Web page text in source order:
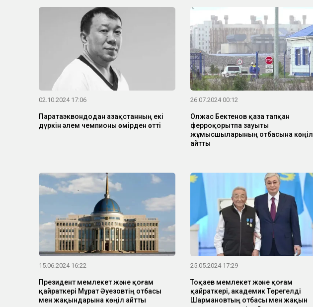
02.10.2024 17:06
Паратаэквондодан Қазақстанның екі
дүркін әлем чемпионы өмірден өтті
26.07.2024 00:12
Олжас Бектенов қаза тапқан
ферроқорытпа зауыты
жұмысшыларының отбасына көңіл
айтты
15.06.2024 16:22
Президент мемлекет және қоғам
қайраткері Мұрат Әуезовтің отбасы
мен жақындарына көңіл айтты
25.05.2024 17:29
Тоқаев мемлекет және қоғам
қайраткері, академик Төрегелді
Шармановтың отбасы мен жақын